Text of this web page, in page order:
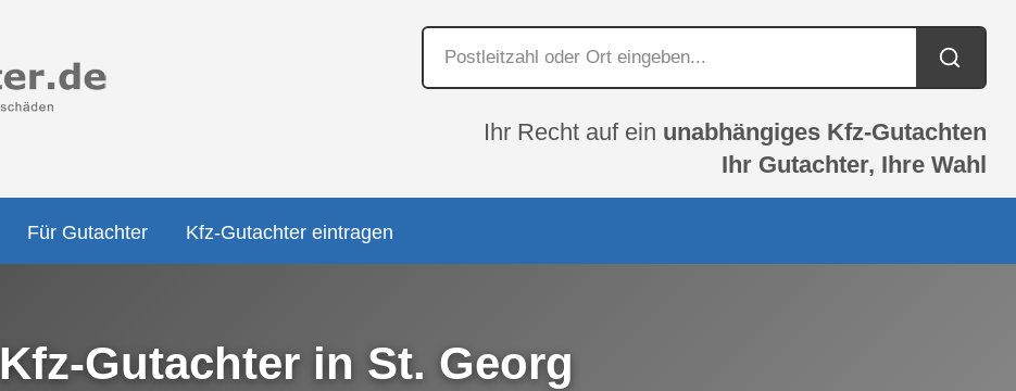
Ihr Recht auf ein unabhängiges Kfz-Gutachten
Ihr Gutachter, Ihre Wahl
Für Gutachter Kfz-Gutachter eintragen
Kfz-Gutachter in St. Georg